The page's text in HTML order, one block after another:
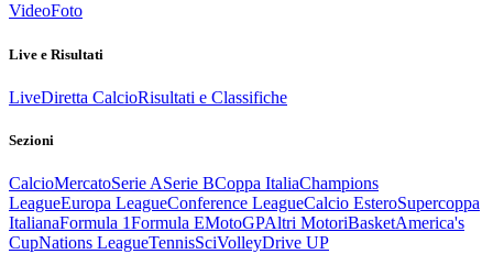
VideoFoto
Live e Risultati
LiveDiretta CalcioRisultati e Classifiche
Sezioni
CalcioMercatoSerie ASerie BCoppa ItaliaChampions
LeagueEuropa LeagueConference LeagueCalcio EsteroSupercoppa
ItalianaFormula 1Formula EMotoGPAltri MotoriBasketAmerica's
CupNations LeagueTennisSciVolleyDrive UP